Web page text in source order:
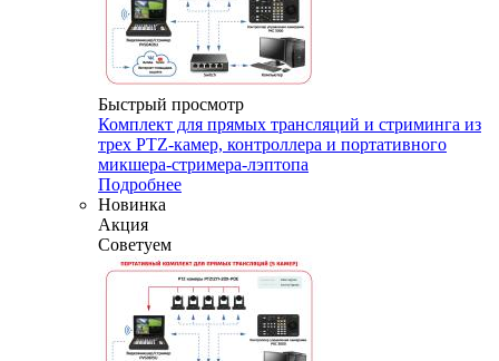
Быстрый просмотр
Комплект для прямых трансляций и стриминга из
трех PTZ-камер, контроллера и портативного
микшера-стримера-лэптопа
Подробнее
Новинка
Акция
Советуем